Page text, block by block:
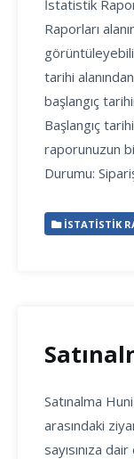
İstatistik
Raporları
tarihi
başlangıç
Başlangıç
raporunuzun
Durumu:
İSTATISTIK
Satınalma
arasındaki
sayısınıza